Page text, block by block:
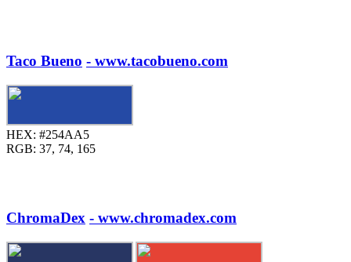
Taco Bueno - www.tacobueno.com
HEX: #254AA5
RGB: 37, 74, 165
ChromaDex - www.chromadex.com